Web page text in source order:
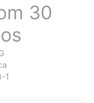
30
1